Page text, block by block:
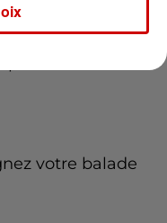
votre balade